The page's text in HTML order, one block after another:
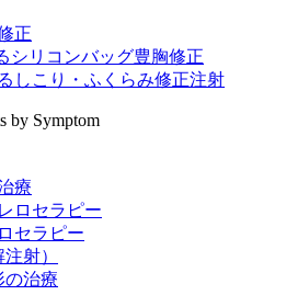
正
シリコンバッグ豊胸修正
しこり・ふくらみ修正注射
by Symptom
療
ロセラピー
セラピー
射）
の治療